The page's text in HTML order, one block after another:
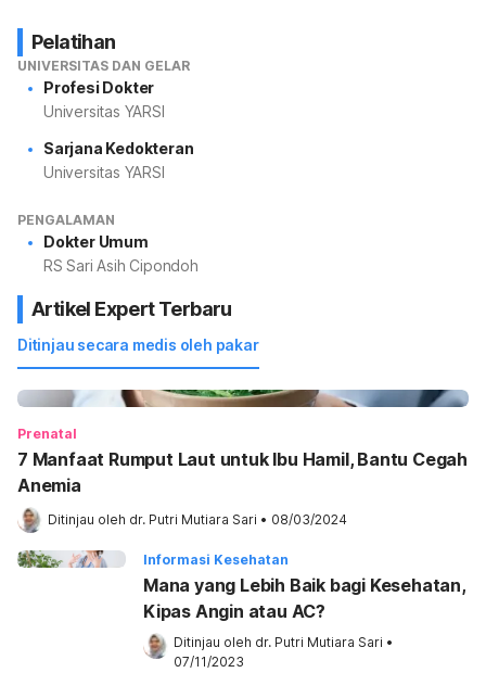
Pelatihan
UNIVERSITAS DAN GELAR
Profesi Dokter
Universitas YARSI
Sarjana Kedokteran
Universitas YARSI
PENGALAMAN
Dokter Umum
RS Sari Asih Cipondoh
Artikel Expert Terbaru
Ditinjau secara medis oleh pakar
Prenatal
7 Manfaat Rumput Laut untuk Ibu Hamil, Bantu Cegah
Anemia
Ditinjau oleh dr. Putri Mutiara Sari • 08/03/2024
Informasi Kesehatan
Mana yang Lebih Baik bagi Kesehatan,
Kipas Angin atau AC?
Ditinjau oleh dr. Putri Mutiara Sari •
07/11/2023